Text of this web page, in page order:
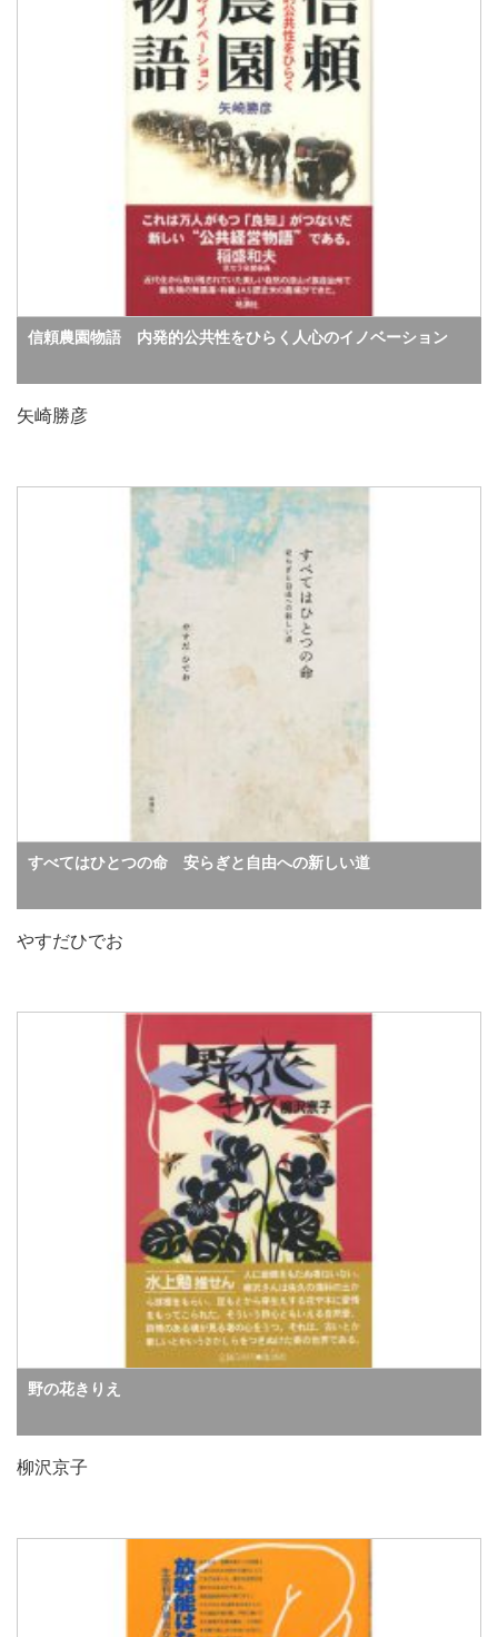
信頼農園物語 内発的公共性をひらく人心のイノベーション
矢崎勝彦
すべてはひとつの命 安らぎと自由への新しい道
やすだひでお
野の花きりえ
柳沢京子